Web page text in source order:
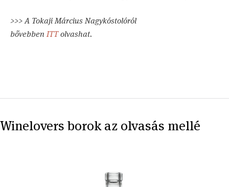
>>> A Tokaji Március Nagykóstolóról
bővebben ITTolvashat.
Winelovers borok az olvasás mellé